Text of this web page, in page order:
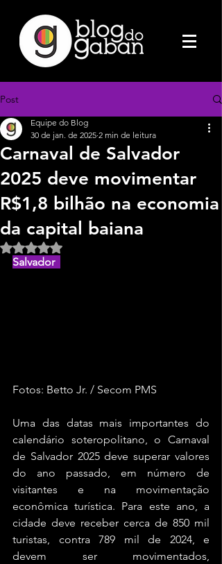
Post
Carnaval de Salvador
2025 deve movimentar
R$1,8 bilhão na economia
da capital baiana
Equipe do Blog
30 de jan. de 2025 2 min de leitura
Avaliado com NaN de 5 estrelas.
Salvador
Fotos: Betto Jr. / Secom PMS
Uma das datas mais importantes do
calendário soteropolitano, o Carnaval
de Salvador 2025 deve superar valores
do ano passado, em número de
visitantes e na movimentação
econômica turística. Para este ano, a
cidade deve receber cerca de 850 mil
turistas, contra 789 mil de 2024, e
devem ser movimentados,